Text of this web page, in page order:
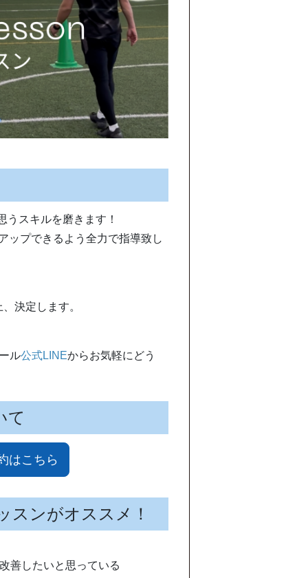
スキルを磨きます！
ップできるよう全力で指導致し
決定します。
ル公式LINEからお気軽にどう
て
はこちら
スンがオススメ！
善したいと思っている